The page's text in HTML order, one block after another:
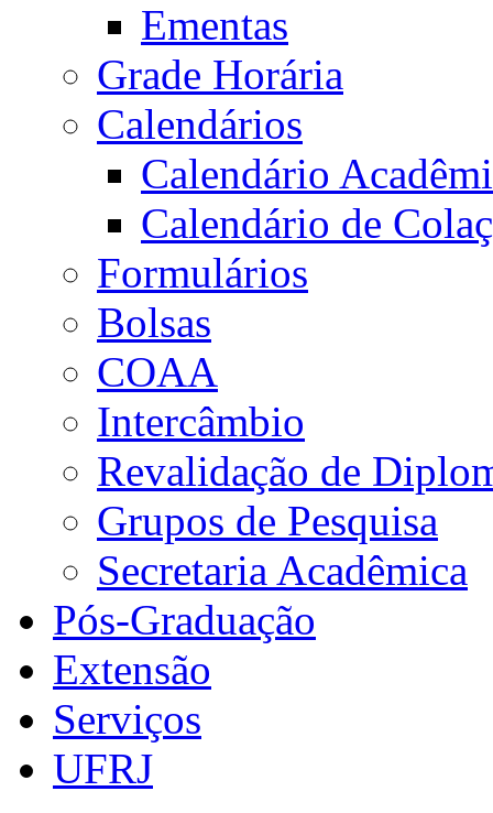
Ementas
Grade Horária
Calendários
Calendário
Calendário de
Formulários
Bolsas
COAA
Intercâmbio
Revalidação de
Grupos de Pesquisa
Secretaria Acadêmica
Pós-Graduação
Extensão
Serviços
UFRJ